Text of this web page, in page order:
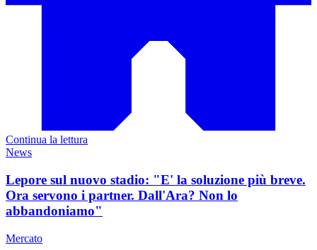
Continua la lettura
News
Lepore sul nuovo stadio: "E' la soluzione più breve.
Ora servono i partner. Dall'Ara? Non lo
abbandoniamo"
Mercato